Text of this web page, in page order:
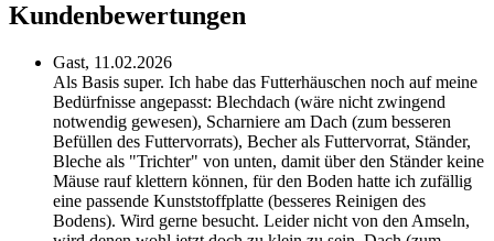
Kundenbewertungen
Gast, 11.02.2026
Als Basis super. Ich habe das Futterhäuschen noch auf meine
Bedürfnisse angepasst: Blechdach (wäre nicht zwingend
notwendig gewesen), Scharniere am Dach (zum besseren
Befüllen des Futtervorrats), Becher als Futtervorrat, Ständer,
Bleche als "Trichter" von unten, damit über den Ständer keine
Mäuse rauf klettern können, für den Boden hatte ich zufällig
eine passende Kunststoffplatte (besseres Reinigen des
Bodens). Wird gerne besucht. Leider nicht von den Amseln,